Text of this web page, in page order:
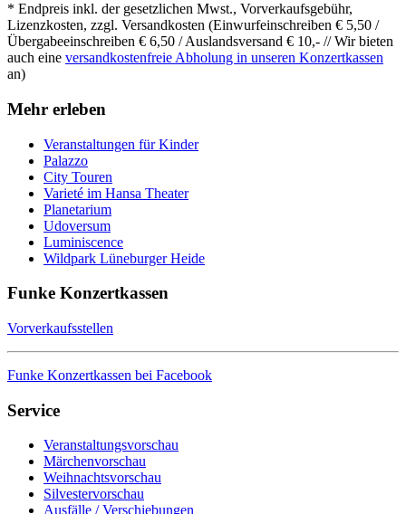
* Endpreis inkl. der gesetzlichen Mwst., Vorverkaufsgebühr,
Lizenzkosten, zzgl. Versandkosten (Einwurfeinschreiben € 5,50 /
Übergabeeinschreiben € 6,50 / Auslandsversand € 10,- // Wir bieten
auch eine versandkostenfreie Abholung in unseren Konzertkassen
an)
Mehr erleben
Veranstaltungen für Kinder
Palazzo
City Touren
Varieté im Hansa Theater
Planetarium
Udoversum
Luminiscence
Wildpark Lüneburger Heide
Funke Konzertkassen
Vorverkaufsstellen
Funke Konzertkassen bei Facebook
Service
Veranstaltungsvorschau
Märchenvorschau
Weihnachtsvorschau
Silvestervorschau
Ausfälle / Verschiebungen